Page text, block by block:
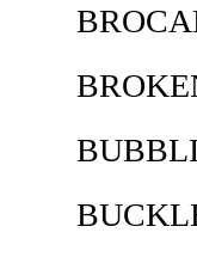
BROKEN
BUCKLE